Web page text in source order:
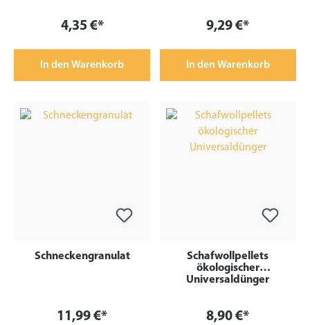
4,35 €*
In den Warenkorb
9,29 €*
In den Warenkorb
Schneckengranulat
11,99 €*
Schafwollpellets
ökologischer
Universaldünger
8,90 €*